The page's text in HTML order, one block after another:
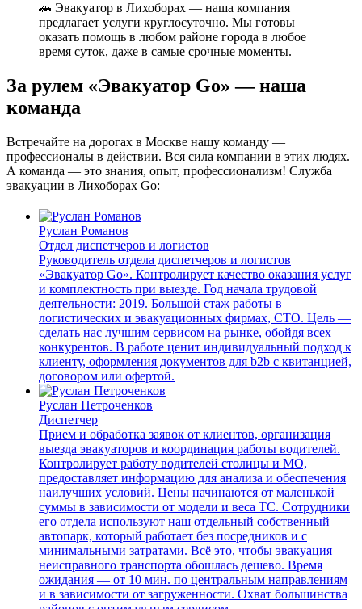
🚗 Эвакуатор в Лихоборах — наша компания
предлагает услуги круглосуточно. Мы готовы
оказать помощь в любом районе города в любое
время суток, даже в самые срочные моменты.
За рулем «Эвакуатор Go» — наша
команда
Встречайте на дорогах в Москве нашу команду —
профессионалы в действии. Вся сила компании в этих людях.
А команда — это знания, опыт, профессионализм! Служба
эвакуации в Лихоборах Go:
Руслан Романов
Отдел диспетчеров и логистов
Руководитель отдела диспетчеров и логистов
«Эвакуатор Go». Контролирует качество оказания услуг
и комплектность при выезде. Год начала трудовой
деятельности: 2019. Большой стаж работы в
логистических и эвакуационных фирмах, СТО. Цель —
сделать нас лучшим сервисом на рынке, обойдя всех
конкурентов. В работе ценит индивидуальный подход к
клиенту, оформления документов для b2b с квитанцией,
договором или офертой.
Руслан Петроченков
Диспетчер
Прием и обработка заявок от клиентов, организация
выезда эвакуаторов и координация работы водителей.
Контролирует работу водителей столицы и МО,
предоставляет информацию для анализа и обеспечения
наилучших условий. Цены начинаются от маленькой
суммы в зависимости от модели и веса ТС. Сотрудники
его отдела используют наш отдельный собственный
автопарк, который работает без посредников и с
минимальными затратами. Всё это, чтобы эвакуация
неисправного транспорта обошлась дешево. Время
ожидания — от 10 мин. по центральным направлениям
и в зависимости от загруженности. Охват большинства